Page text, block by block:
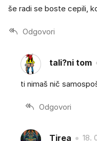
še radi se boste cepili,
Odgovori
tali?ni tom
ti nimaš nič
Odgovori
Tirea 18.